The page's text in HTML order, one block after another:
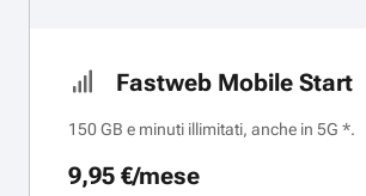
Fastweb Mobile Start
150 GB e minuti illimitati, anche in 5G *.
9,95 €/mese